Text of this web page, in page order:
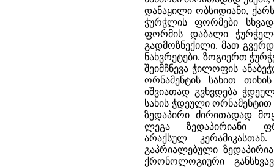
დანაყილი ობსიდიანი,
ჭურჭლის ფორმები
ფორმის დაბალი
გადმოზნექილი. მათ
ნახვრეტები. ზოგიერთ
შეიმჩნევა ჭილოფის
ორნამენტის სახით
იშვიათად გვხვდება
სახის ჭდეული ორნამენტით
ზედაპირი ძირითადად
ლეგა ზედაპირიანი
არაქსულ
გაპრიალებული
ქრონოლოგიური